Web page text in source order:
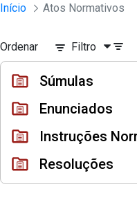
Pular para o Conteúdo
Instrumento
Início Atos Normativos
Ordenar Filtro
Súmulas
Enunciados
Instruções
Resoluções